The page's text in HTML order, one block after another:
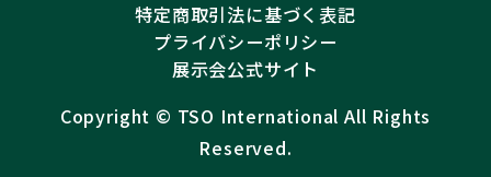
特定商取引法に基づく表記
プライバシーポリシー
展示会公式サイト
Copyright ©︎ TSO International All Rights
Reserved.